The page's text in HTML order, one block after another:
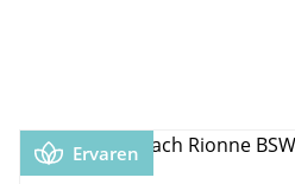
Ervaren